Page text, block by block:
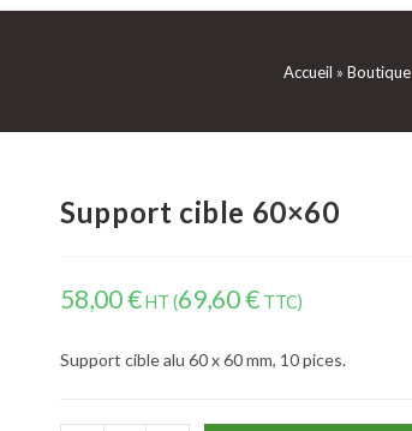
Accueil » Boutique
Support cible 60×60
58,00€HT (69,60€ TTC)
Support cible alu 60 x 60 mm, 10 pices.